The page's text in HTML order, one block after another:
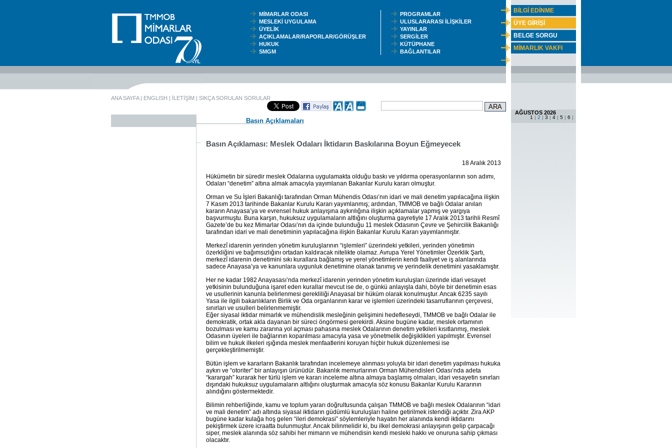
BİLGİ EDİNME
ÜYE GİRİŞİ
BELGE SORGU
MİMARLIK VAKFI
AĞUSTOS 2026
1 | 2 | 3 | 4 | 5 | 6 |
MİMARLAR ODASI
MESLEKİ UYGULAMA
ÜYELİK
AÇIKLAMALAR/RAPORLAR/GÖRÜŞLER
HUKUK
SMGM
PROGRAMLAR
ULUSLARARASI İLİŞKİLER
YAYINLAR
SERGİLER
KÜTÜPHANE
BAĞLANTILAR
ANA SAYFA| ENGLISH | İLETİŞİM | SIKÇA SORULAN SORULAR
Basın Açıklamaları
Basın Açıklaması: Meslek Odaları İktidarın Baskılarına Boyun Eğmeyecek
18 Aralık 2013
Hükümetin bir süredir meslek Odalarına uygulamakta olduğu baskı ve yıldırma operasyonlarının son adımı,
Odaları “denetim” altına almak amacıyla yayımlanan Bakanlar Kurulu kararı olmuştur.
Orman ve Su İşleri Bakanlığı tarafından Orman Mühendis Odası’nın idari ve mali denetim yapılacağına ilişkin
7 Kasım 2013 tarihinde Bakanlar Kurulu Kararı yayımlanmış; ardından, TMMOB ve bağlı Odalar anılan
kararın Anayasa’ya ve evrensel hukuk anlayışına aykırılığına ilişkin açıklamalar yapmış ve yargıya
başvurmuştu. Buna karşın, hukuksuz uygulamaların altlığını oluşturma gayretiyle 17 Aralık 2013 tarihli Resmî
Gazete’de bu kez Mimarlar Odası’nın da içinde bulunduğu 11 meslek Odasının Çevre ve Şehircilik Bakanlığı
tarafından idari ve mali denetiminin yapılacağına ilişkin Bakanlar Kurulu Kararı yayımlanmıştır.
Merkezî idarenin yerinden yönetim kuruluşlarının “işlemleri” üzerindeki yetkileri, yerinden yönetimin
özerkliğini ve bağımsızlığını ortadan kaldıracak nitelikte olamaz. Avrupa Yerel Yönetimler Özerklik Şartı,
merkezî idarenin denetimini sıkı kurallara bağlamış ve yerel yönetimlerin kendi faaliyet ve iş alanlarında
sadece Anayasa’ya ve kanunlara uygunluk denetimine olanak tanımış ve yerindelik denetimini yasaklamıştır.
Her ne kadar 1982 Anayasası’nda merkezî idarenin yerinden yönetim kuruluşları üzerinde idari vesayet
yetkisinin bulunduğuna işaret eden kurallar mevcut ise de, o günkü anlayışla dahi, böyle bir denetimin esas
ve usullerinin kanunla belirlenmesi gerekliliği Anayasal bir hüküm olarak konulmuştur. Ancak 6235 sayılı
Yasa ile ilgili bakanlıkların Birlik ve Oda organlarının karar ve işlemleri üzerindeki tasarruflarının çerçevesi,
sınırları ve usulleri belirlenmemiştir.
Eğer siyasal iktidar mimarlık ve mühendislik mesleğinin gelişimini hedefleseydi, TMMOB ve bağlı Odalar ile
demokratik, ortak akla dayanan bir süreci öngörmesi gerekirdi. Aksine bugüne kadar, meslek ortamının
bozulması ve kamu zararına yol açması pahasına meslek Odalarının denetim yetkileri kısıtlanmış, meslek
Odasının üyeleri ile bağlarının koparılması amacıyla yasa ve yönetmelik değişiklikleri yapılmıştır. Evrensel
bilim ve hukuk ilkeleri ışığında meslek menfaatlerini koruyan hiçbir hukuk düzenlemesi ise
gerçekleştirilmemiştir.
Bütün işlem ve kararların Bakanlık tarafından incelemeye alınması yoluyla bir idari denetim yapılması hukuka
aykırı ve “otoriter” bir anlayışın ürünüdür. Bakanlık memurlarının Orman Mühendisleri Odası’nda adeta
“karargah” kurarak her türlü işlem ve kararı inceleme altına almaya başlamış olmaları, idari vesayetin sınırları
dışındaki hukuksuz uygulamaların altlığını oluşturmak amacıyla söz konusu Bakanlar Kurulu Kararının
alındığını göstermektedir.
Bilimin rehberliğinde, kamu ve toplum yararı doğrultusunda çalışan TMMOB ve bağlı meslek Odalarının “idari
ve mali denetim” adı altında siyasal iktidarın güdümlü kuruluşları haline getirilmek istendiği açıktır. Zira AKP
bugüne kadar kulağa hoş gelen “ileri demokrasi” söylemleriyle hayatın her alanında kendi iktidarını
pekiştirmek üzere icraatta bulunmuştur. Ancak bilinmelidir ki, bu ilkel demokrasi anlayışının gelip çarpacağı
siper, meslek alanında söz sahibi her mimarın ve mühendisin kendi mesleki hakkı ve onuruna sahip çıkması
olacaktır.